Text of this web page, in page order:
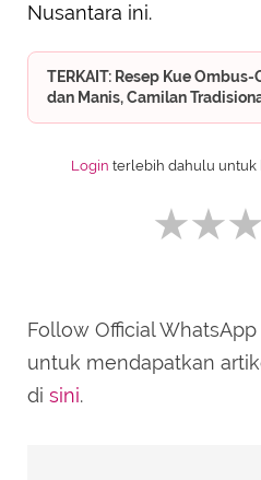
Nusantara ini.
TERKAIT: Resep Kue
dan Manis, Camilan
Login terlebih dahulu untuk
SUBMIT
Follow Official
untuk mendapatkan
di sini.